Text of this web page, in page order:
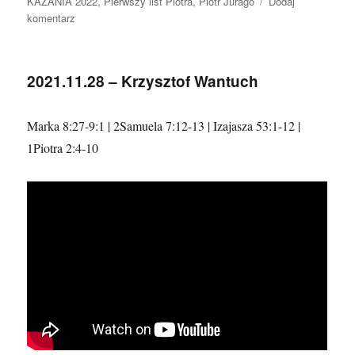
komentarz
Jurago
2021.11.28 – Krzysztof Wantuch
Marka 8:27-9:1 | 2Samuela 7:12-13 | Izajasza 53:1-12 |
1Piotra 2:4-10